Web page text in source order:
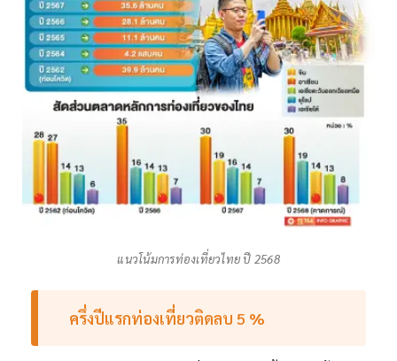
แนวโน้มการท่องเที่ยวไทย ปี 2568
ครึ่งปีแรกท่องเที่ยวติดลบ 5 %